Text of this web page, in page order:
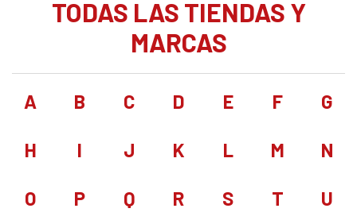
TODAS LAS TIENDAS Y
MARCAS
A B C D E F G
H I J K L M N
O P Q R S T U